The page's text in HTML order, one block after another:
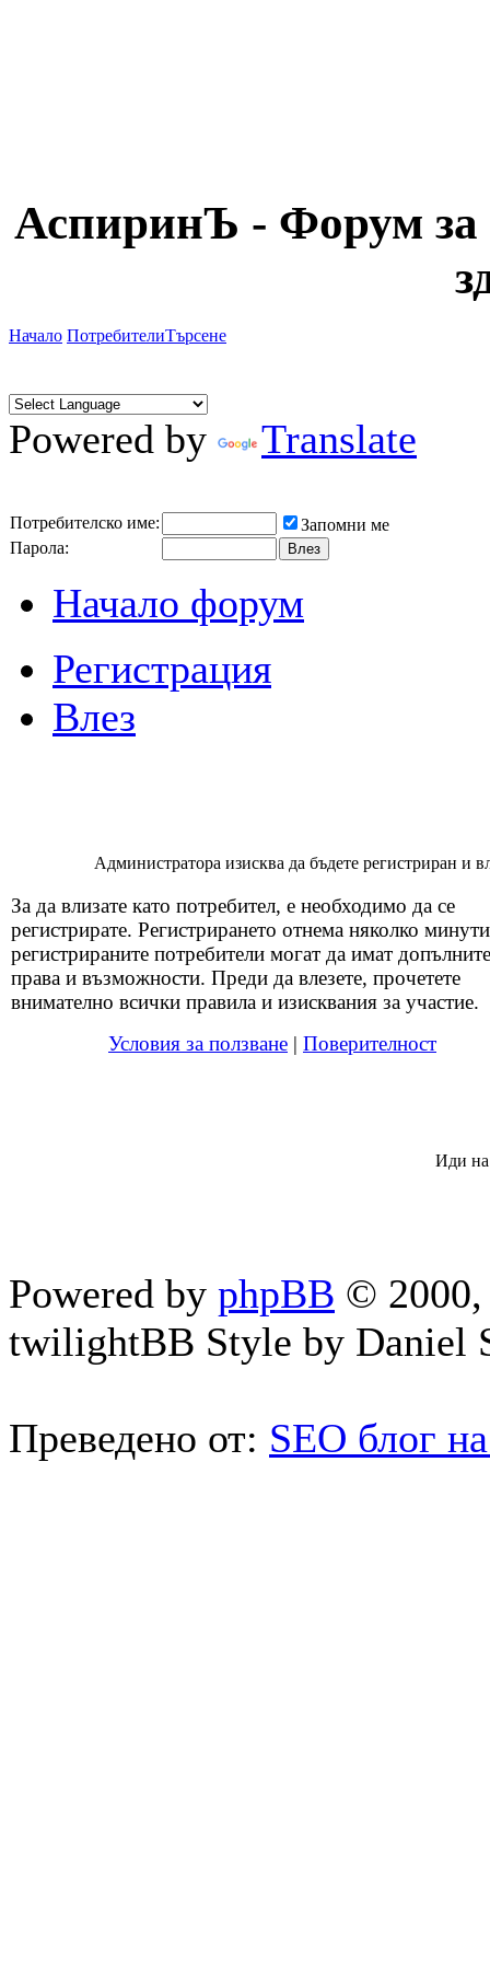
АспиринЪ - Форум за
Начало ПотребителиТърсене
Powered by Translate
Потребителско име:
Запомни ме
Парола:
Начало форум
Регистрация
Влез
Администратора изисква да бъдете регистриран и
За да влизате като потребител, е необходимо да се
регистрирате. Регистрирането отнема няколко
регистрираните потребители могат да имат
права и възможности. Преди да влезете, прочетете
внимателно всички правила и изисквания за участие.
Условия за ползване | Поверителност
Иди
Powered by phpBB © 2000,
twilightBB Style by Daniel
Преведено от: SEO блог